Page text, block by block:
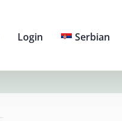
Login Serbian